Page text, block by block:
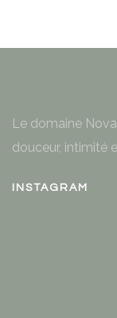
Le domaine
douceur, intimité
INSTAGRAM